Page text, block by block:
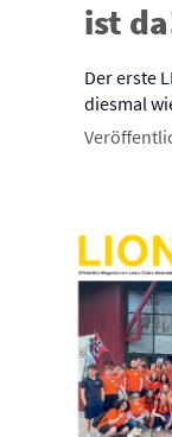
ist
Der erste
diesmal